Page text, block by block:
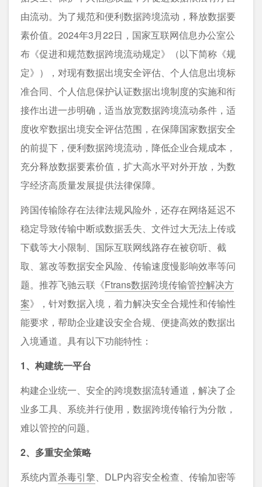
由流动。为了规范和便利数据跨境流动，释放数据要
素价值。2024年3月22日，国家互联网信息办公室公
布《促进和规范数据跨境流动规定》（以下简称《规
定》），对现有数据出境安全评估、个人信息出境标
准合同、个人信息保护认证数据出境制度的实施和衔
接作出进一步明确，适当放宽数据跨境流动条件，适
度收窄数据出境安全评估范围，在保障国家数据安全
的前提下，便利数据跨境流动，降低企业合规成本，
充分释放数据要素价值，扩大高水平对外开放，为数
字经济高质量发展提供法律保障。
跨国传输除存在法律法规风险外，还存在网络延迟不
稳定导致传输中断或数据丢失、文件过大无法上传或
下载等大小限制、国际互联网线路存在被窃听、截
取、篡改等数据安全风险、传输速度慢影响效率等问
题。推荐飞驰云联《Ftrans数据跨境传输管控解决方
案》，针对数据⼊境，着⼒解决安全合规性和传输性
能要求，帮助企业建设安全合规、便捷⾼效的数据出
⼊境通道。具有以下功能特性：
1、构建统一平台
构建企业统⼀、安全的跨境数据流转通道，解决了企
业多⼯具、系统并⾏使⽤，数据跨境传输⾏为分散，
难以管控的问题。
2、多重安全策略
系统内置杀毒引擎、DLP内容安全检查、传输加密等